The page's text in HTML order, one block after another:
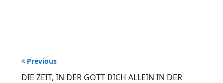
Beitragsnavigation
Previous
DIE ZEIT, IN DER GOTT DICH ALLEIN IN DER